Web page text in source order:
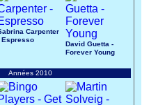
Carpenter
Espresso
David Guetta -
Forever Young
Années 2010